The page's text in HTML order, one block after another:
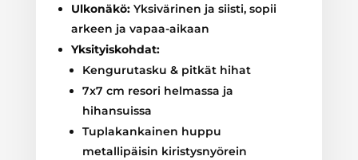
Ulkonäkö:Yksivärinen ja siisti, sopii
arkeen ja vapaa-aikaan
Yksityiskohdat:
Kengurutasku & pitkät hihat
7x7 cm resori helmassa ja
hihansuissa
Tuplakankainen huppu
metallipäisin kiristysnyörein